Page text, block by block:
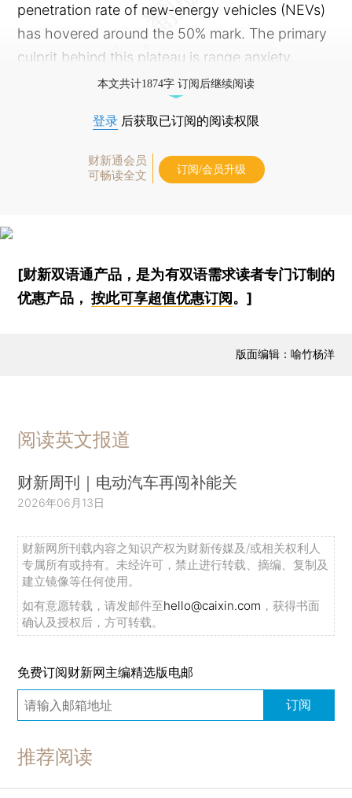
penetration rate of new-energy vehicles (NEVs)
has hovered around the 50% mark. The primary
culprit behind this plateau is range anxiety.
本文共计1874字 订阅后继续阅读
登录 后获取已订阅的阅读权限
财新通会员
可畅读全文
订阅/会员升级
[财新双语通产品，是为有双语需求读者专门订制的
优惠产品，按此可享超值优惠订阅。]
版面编辑：喻竹杨洋
阅读英文报道
财新周刊｜电动汽车再闯补能关
2026年06月13日
财新网所刊载内容之知识产权为财新传媒及/或相关权利人
专属所有或持有。未经许可，禁止进行转载、摘编、复制及
建立镜像等任何使用。
如有意愿转载，请发邮件至hello@caixin.com ，获得书面
确认及授权后，方可转载。
免费订阅财新网主编精选版电邮
订阅
推荐阅读